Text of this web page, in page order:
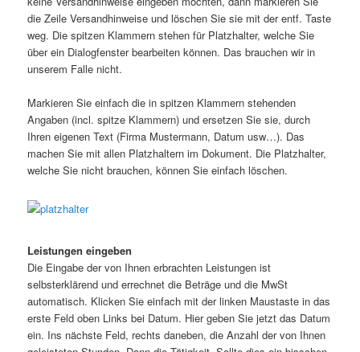
die Zeile Versandhinweise und löschen Sie sie mit der entf. Taste
weg. Die spitzen Klammern stehen für Platzhalter, welche Sie
über ein Dialogfenster bearbeiten können. Das brauchen wir in
unserem Falle nicht.
Markieren Sie einfach die in spitzen Klammern stehenden
Angaben (incl. spitze Klammern) und ersetzen Sie sie, durch
Ihren eigenen Text (Firma Mustermann, Datum usw…). Das
machen Sie mit allen Platzhaltern im Dokument. Die Platzhalter,
welche Sie nicht brauchen, können Sie einfach löschen.
Leistungen eingeben
Die Eingabe der von Ihnen erbrachten Leistungen ist
selbsterklärend und errechnet die Beträge und die MwSt
automatisch. Klicken Sie einfach mit der linken Maustaste in das
erste Feld oben Links bei Datum. Hier geben Sie jetzt das Datum
ein. Ins nächste Feld, rechts daneben, die Anzahl der von Ihnen